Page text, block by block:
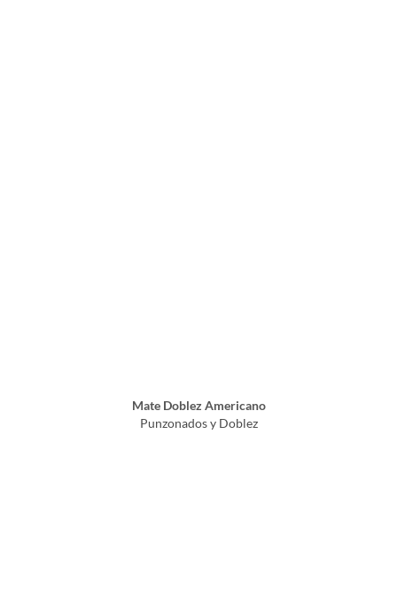
Mate Doblez Americano
Punzonados y Doblez